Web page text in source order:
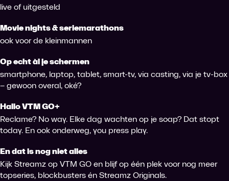
live of uitgesteld
Movie nights & seriemarathons
ook voor de kleinmannen
Op echt àl je schermen
smartphone, laptop, tablet, smart-tv, via casting, via je tv-box
– gewoon overal, oké?
Hallo VTM GO+
Reclame? No way. Elke dag wachten op je soap? Dat stopt
today. En ook onderweg, you press play.
En dat is nog niet alles
Kijk Streamz op VTM GO en blijf op één plek voor nog meer
topseries, blockbusters én Streamz Originals.